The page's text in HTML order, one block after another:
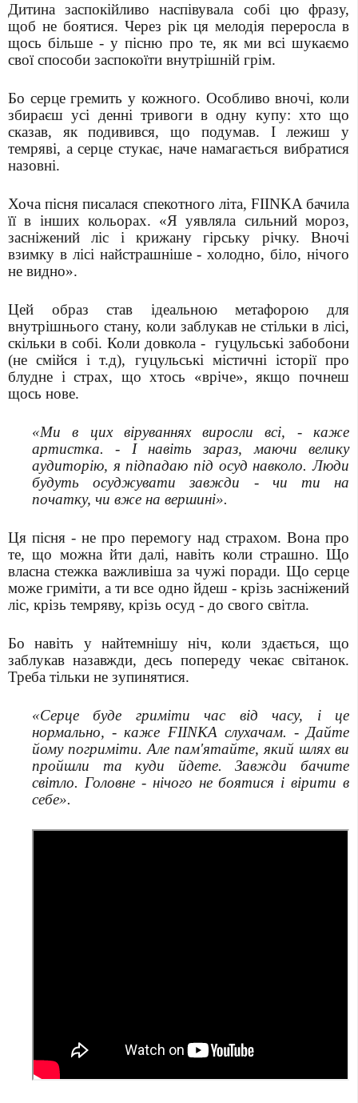
Дитина заспокійливо наспівувала собі цю фразу,
щоб не боятися. Через рік ця мелодія переросла в
щось більше - у пісню про те, як ми всі шукаємо
свої способи заспокоїти внутрішній грім.
Бо серце гремить у кожного. Особливо вночі, коли
збираєш усі денні тривоги в одну купу: хто що
сказав, як подивився, що подумав. І лежиш у
темряві, а серце стукає, наче намагається вибратися
назовні.
Хоча пісня писалася спекотного літа, FIINKA бачила
її в інших кольорах. «Я уявляла сильний мороз,
засніжений ліс і крижану гірську річку. Вночі
взимку в лісі найстрашніше - холодно, біло, нічого
не видно».
Цей образ став ідеальною метафорою для
внутрішнього стану, коли заблукав не стільки в лісі,
скільки в собі. Коли довкола - гуцульські забобони
(не смійся і т.д), гуцульські містичні історії про
блудне і страх, що хтось «вріче», якщо почнеш
щось нове.
«Ми в цих віруваннях виросли всі, - каже
артистка. - І навіть зараз, маючи велику
аудиторію, я підпадаю під осуд навколо. Люди
будуть осуджувати завжди - чи ти на
початку, чи вже на вершині».
Ця пісня - не про перемогу над страхом. Вона про
те, що можна йти далі, навіть коли страшно. Що
власна стежка важливіша за чужі поради. Що серце
може гриміти, а ти все одно йдеш - крізь засніжений
ліс, крізь темряву, крізь осуд - до свого світла.
Бо навіть у найтемнішу ніч, коли здається, що
заблукав назавжди, десь попереду чекає світанок.
Треба тільки не зупинятися.
«Серце буде гриміти час від часу, і це
нормально, - каже FIINKA слухачам. - Дайте
йому погриміти. Але пам'ятайте, який шлях ви
пройшли та куди йдете. Завжди бачите
світло. Головне - нічого не боятися і вірити в
себе».